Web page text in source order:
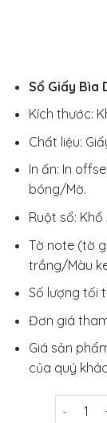
Sổ Giấy Bìa
Kích thước:
Chất liệu:
In ấn: In
bóng/Mờ.
Ruột sổ: Khổ
Tờ note (tờ
trắng/Màu
Số lượng tối
Đơn giá
Giá sản
của quý
Sổ Giấy